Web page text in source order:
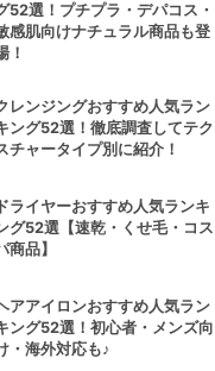
52選！プチプラ・デパコス・
感肌向けナチュラル商品も登
！
レンジングおすすめ人気ラン
ング52選！徹底調査してテク
チャータイプ別に紹介！
ドライヤーおすすめ人気ランキ
グ52選【速乾・くせ毛・コス
商品】
アアイロンおすすめ人気ラン
ング52選！初心者・メンズ向
・海外対応も♪